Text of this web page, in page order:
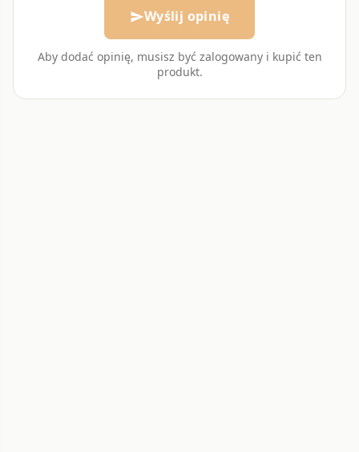
sendWyślij opinię
Aby dodać opinię, musisz być zalogowany i kupić ten
produkt.